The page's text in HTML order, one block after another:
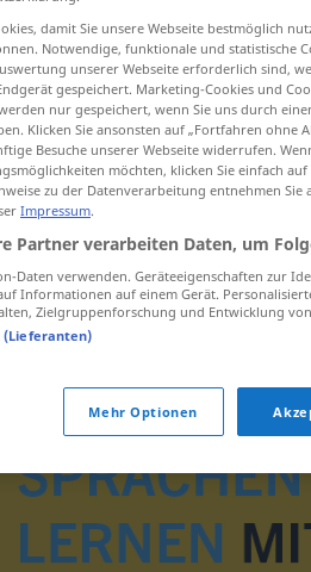
damit Sie unsere Webseite bestmöglich
Notwendige, funktionale und statistische
unserer Webseite erforderlich sind,
gespeichert. Marketing-Cookies und
nur gespeichert, wenn Sie uns durch
Klicken Sie ansonsten auf „Fortfahren ohne
Besuche unserer Webseite widerrufen.
möchten, klicken Sie einfach
zu der Datenverarbeitung entnehmen Sie
Impressum.
Partner verarbeiten Daten, um
Daten verwenden. Geräteeigenschaften zur
Informationen auf einem Gerät.
Zielgruppenforschung und Entwicklung
(Lieferanten)
Mehr Optionen